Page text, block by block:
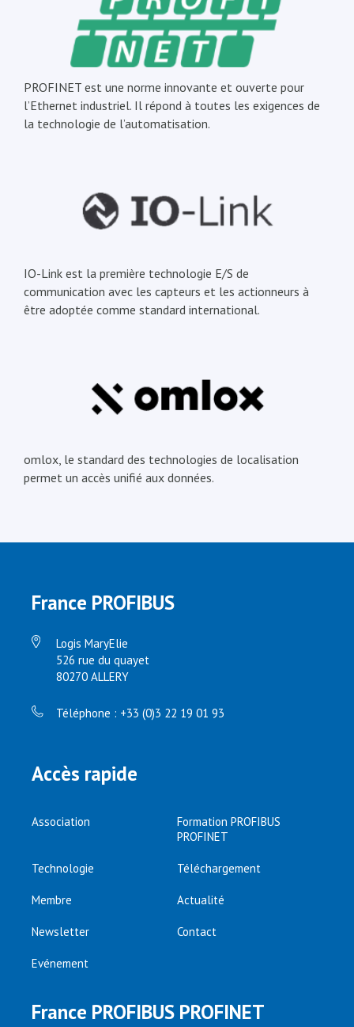
PROFINET est une norme innovante et ouverte pour
l’Ethernet industriel. Il répond à toutes les exigences de
la technologie de l’automatisation.
IO-Link est la première technologie E/S de
communication avec les capteurs et les actionneurs à
être adoptée comme standard international.
omlox, le standard des technologies de localisation
permet un accès unifié aux données.
France PROFIBUS
Logis MaryElie
526 rue du quayet
80270 ALLERY
Téléphone : +33 (0)3 22 19 01 93
Accès rapide
Association
Formation PROFIBUS
PROFINET
Technologie Téléchargement
Membre Actualité
Newsletter Contact
Evénement
France PROFIBUS PROFINET